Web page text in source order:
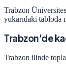
Trabzon
yukarıdaki tabloda
Trabzon'de
Trabzon ilinde